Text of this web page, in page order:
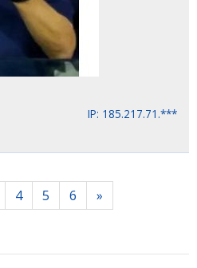
IP: 185.217.71.***
4 5 6 »